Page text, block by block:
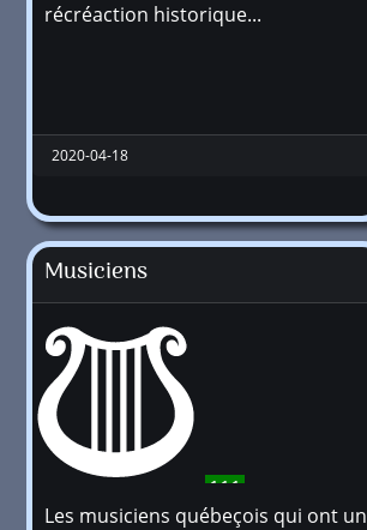
récréaction historique...
2020-04-18
Musiciens
111
Les musiciens québeçois qui ont un